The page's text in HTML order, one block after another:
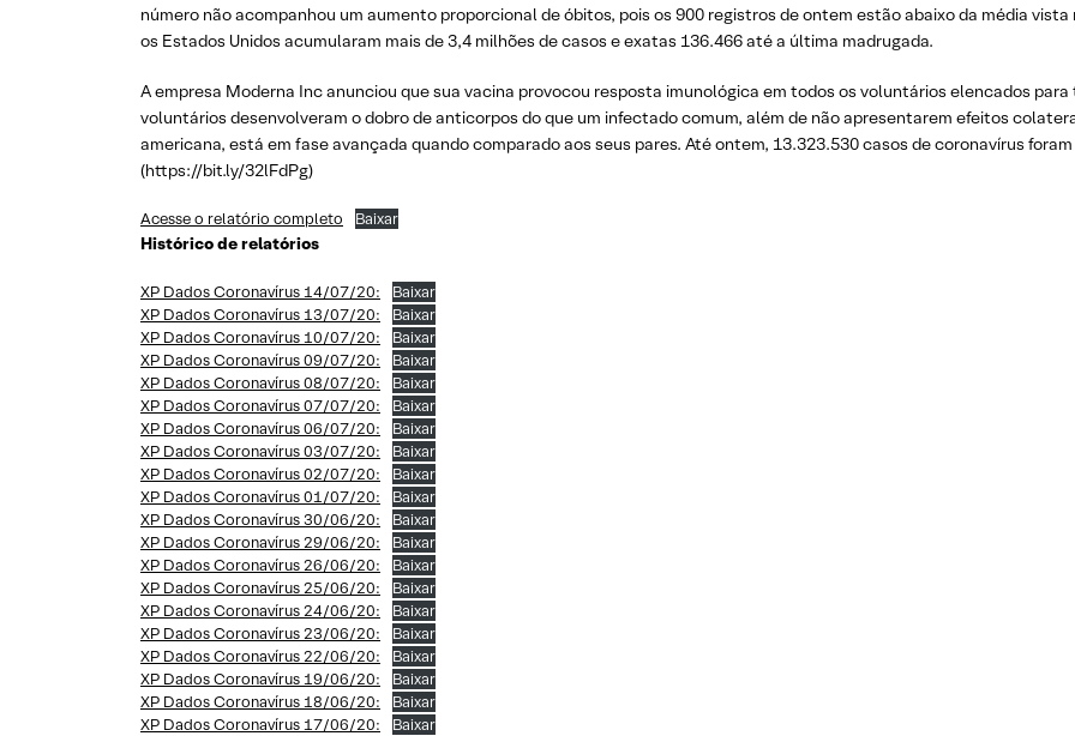
número não acompanhou um aumento proporcional de óbitos, pois os 900 registros de ontem estão abaixo da média
os Estados Unidos acumularam mais de 3,4 milhões de casos e exatas 136.466 até a última madrugada.
A empresa Moderna Inc anunciou que sua vacina provocou resposta imunológica em todos os voluntários elencados para
voluntários desenvolveram o dobro de anticorpos do que um infectado comum, além de não apresentarem efeitos
americana, está em fase avançada quando comparado aos seus pares. Até ontem, 13.323.530 casos de coronavírus
(https://bit.ly/32lFdPg)
Acesse o relatório completo Baixar
Histórico de relatórios
XP Dados Coronavírus 14/07/20:
Baixar
XP Dados Coronavírus 13/07/20:
Baixar
XP Dados Coronavírus 10/07/20:
Baixar
XP Dados Coronavírus 09/07/20:
Baixar
XP Dados Coronavírus 08/07/20:
Baixar
XP Dados Coronavírus 07/07/20:
Baixar
XP Dados Coronavírus 06/07/20:
Baixar
XP Dados Coronavírus 03/07/20:
Baixar
XP Dados Coronavírus 02/07/20:
Baixar
XP Dados Coronavírus 01/07/20:
Baixar
XP Dados Coronavírus 30/06/20:
Baixar
XP Dados Coronavírus 29/06/20:
Baixar
XP Dados Coronavírus 26/06/20:
Baixar
XP Dados Coronavírus 25/06/20:
Baixar
XP Dados Coronavírus 24/06/20:
Baixar
XP Dados Coronavírus 23/06/20:
Baixar
XP Dados Coronavírus 22/06/20:
Baixar
XP Dados Coronavírus 19/06/20:
Baixar
XP Dados Coronavírus 18/06/20:
Baixar
XP Dados Coronavírus 17/06/20:
Baixar